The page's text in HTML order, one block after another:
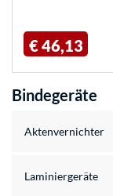
€ 46,13
Bindegeräte
Aktenvernichter
Laminiergeräte